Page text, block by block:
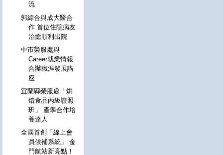
流
郭綜合與成大醫合
作 首位住院病友
治癒順利出院
中市榮服處與
Career就業情報
合辦職涯發展講
座
宜蘭縣榮服處「烘
焙食品丙級證照
班」 產學合作培
養達人
全國首創「線上會
員候補系統」 金
門航站新亮點！